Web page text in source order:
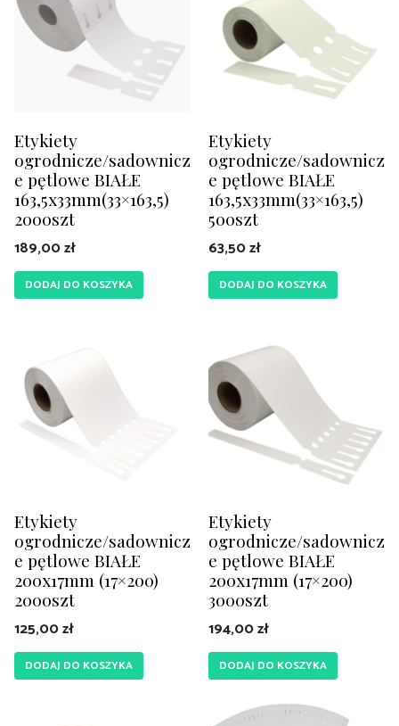
Etykiety
ogrodnicze/sadownicz
e pętlowe BIAŁE
163,5x33mm(33×163,5)
2000szt
189,00zł
DODAJ DO KOSZYKA
Etykiety
ogrodnicze/sadownicz
e pętlowe BIAŁE
163,5x33mm(33×163,5)
500szt
63,50zł
DODAJ DO KOSZYKA
Etykiety
ogrodnicze/sadownicz
e pętlowe BIAŁE
200x17mm (17×200)
2000szt
125,00zł
DODAJ DO KOSZYKA
Etykiety
ogrodnicze/sadownicz
e pętlowe BIAŁE
200x17mm (17×200)
3000szt
194,00zł
DODAJ DO KOSZYKA